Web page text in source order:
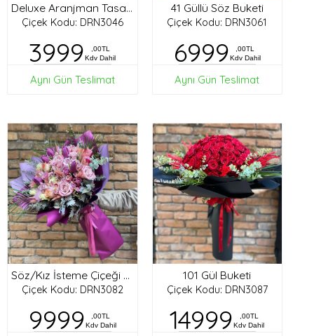
Deluxe Aranjman Tasarım
Çiçek Kodu: DRN3046
3999
,00TL
Kdv Dahil
Aynı Gün Teslimat
41 Güllü Söz Buketi
Çiçek Kodu: DRN3061
6999
,00TL
Kdv Dahil
Aynı Gün Teslimat
Söz/Kız İsteme Çiçeği Buketi
Çiçek Kodu: DRN3082
9999
,00TL
Kdv Dahil
101 Gül Buketi
Çiçek Kodu: DRN3087
14999
,00TL
Kdv Dahil